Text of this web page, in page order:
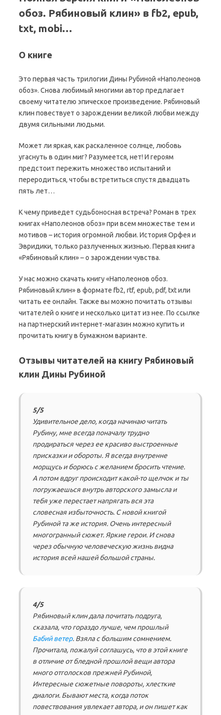
обоз. Рябиновый клин» в fb2, epub,
txt, mobi…
О книге
Это первая часть трилогии Дины Рубиной «Наполеонов
обоз». Снова любимый многими автор предлагает
своему читателю эпическое произведение. Рябиновый
клин повествует о зарождении великой любви между
двумя сильными людьми.
Может ли яркая, как раскаленное солнце, любовь
угаснуть в один миг? Разумеется, нет! И героям
предстоит пережить множество испытаний и
переродиться, чтобы встретиться спустя двадцать
пять лет…
К чему приведет судьбоносная встреча? Роман в трех
книгах «Наполеонов обоз» при всем множестве тем и
мотивов – история огромной любви. История Орфея и
Эвридики, только разлученных жизнью. Первая книга
«Рябиновый клин» – о зарождении чувства.
У нас можно скачать книгу «Наполеонов обоз.
Рябиновый клин» в формате fb2, rtf, epub, pdf, txt или
читать ее онлайн. Также вы можно почитать отзывы
читателей о книге и несколько цитат из нее. По ссылке
на партнерский интернет-магазин можно купить и
прочитать книгу в бумажном варианте.
Отзывы читателей на книгу Рябиновый
клин Дины Рубиной
5/5
Удивительное дело, когда начинаю читать
Рубину, мне всегда поначалу трудно
продираться через ее красиво выстроенные
присказки и обороты. Я всегда внутренне
морщусь и борюсь с желанием бросить чтение.
А потом вдруг происходит какой-то щелчок и ты
погружаешься внутрь авторского замысла и
тебя уже перестает напрягать вся эта
словесная избыточность. С новой книгой
Рубиной та же история. Очень интересный
многогранный сюжет. Яркие герои. И снова
через обычную человеческую жизнь видна
история всей нашей большой страны.
4/5
Рябиновый клин дала почитать подруга,
сказала, что гораздо лучше, чем прошлый
Бабий ветер. Взяла с большим сомнением.
Прочитала, пожалуй соглашусь, что в этой книге
в отличие от бледной прошлой вещи автора
много отголосков прежней Рубиной,
Интересные сюжетные повороты, хлесткие
диалоги. Бывают места, когда поток
повествования увлекает автора, и он пишет как